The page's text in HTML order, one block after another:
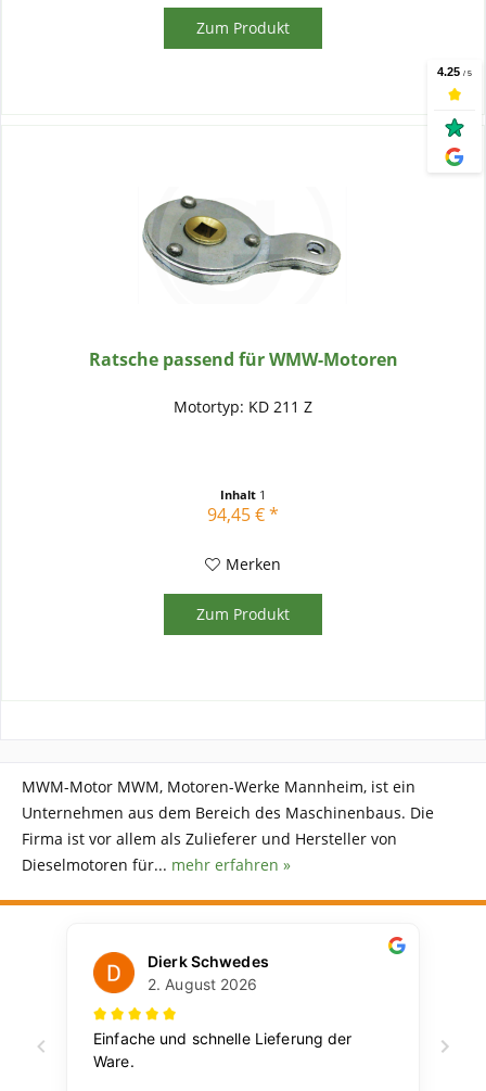
Zum Produkt
Ratsche passend für WMW-Motoren
Motortyp: KD 211 Z
Inhalt 1
94,45 € *
Merken
Zum Produkt
MWM-Motor MWM, Motoren-Werke Mannheim, ist ein
Unternehmen aus dem Bereich des Maschinenbaus. Die
Firma ist vor allem als Zulieferer und Hersteller von
Dieselmotoren für... mehr erfahren »